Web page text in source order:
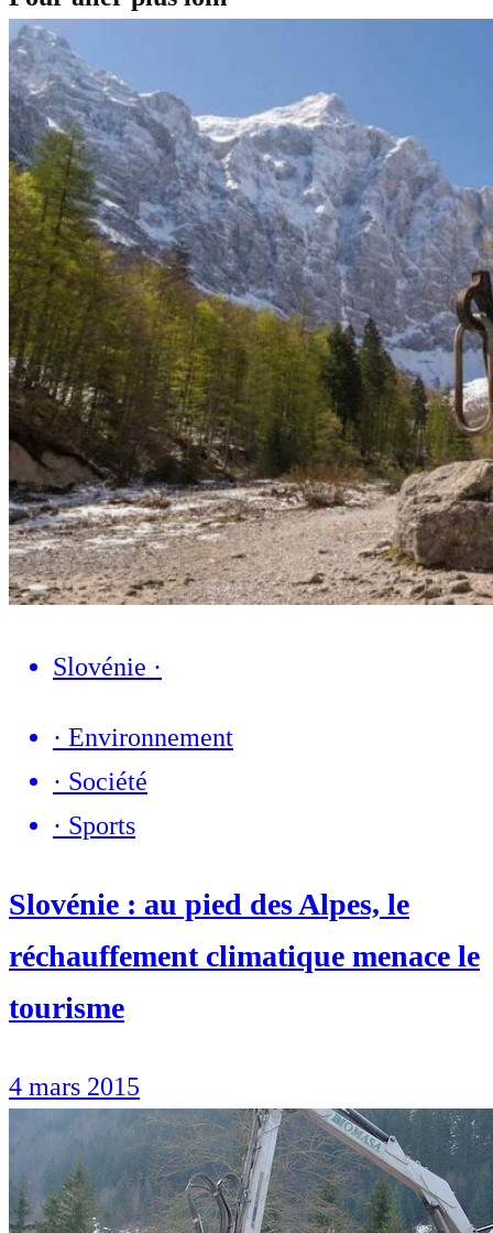
Slovénie ·
· Environnement
· Société
· Sports
Slovénie : au pied des Alpes, le
réchauffement climatique menace le
tourisme
4 mars 2015